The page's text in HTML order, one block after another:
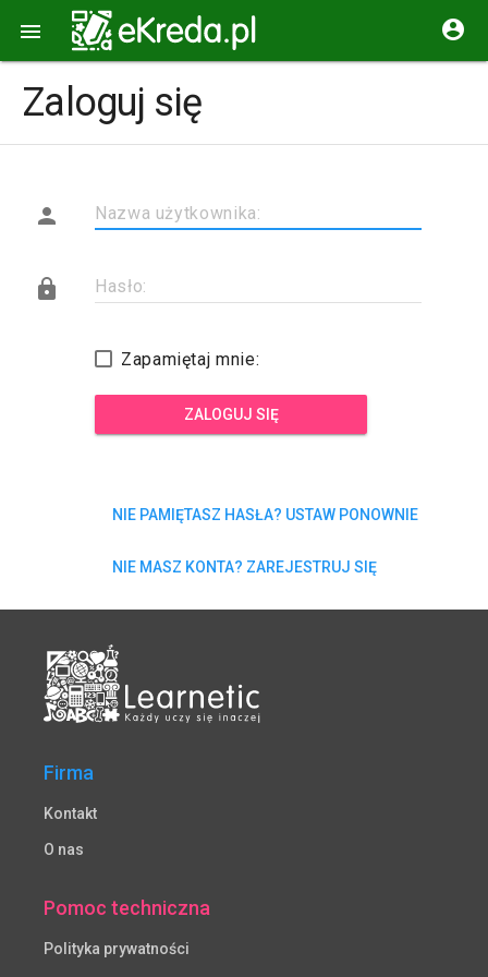


Zaloguj się
 Nazwa użytkownika:
 Hasło:
Zapamiętaj mnie:
ZALOGUJ SIĘ
NIE PAMIĘTASZ HASŁA? USTAW PONOWNIE
NIE MASZ KONTA? ZAREJESTRUJ SIĘ
Firma
Kontakt
O nas
Pomoc techniczna
Polityka prywatności